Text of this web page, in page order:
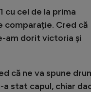
cu cel de la prima
Cred că
am dorit victoria și
că ne va spune
a stat capul, chiar